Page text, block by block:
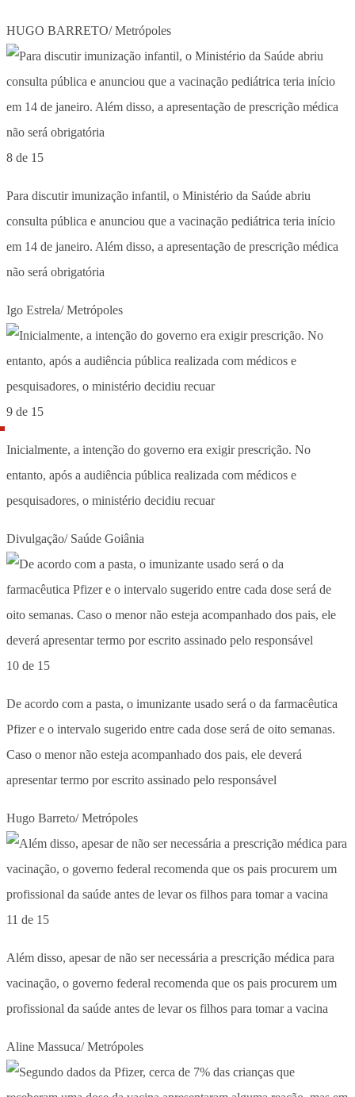
HUGO BARRETO/ Metrópoles
8 de 15
Para discutir imunização infantil, o Ministério da Saúde abriu
consulta pública e anunciou que a vacinação pediátrica teria início
em 14 de janeiro. Além disso, a apresentação de prescrição médica
não será obrigatória
Igo Estrela/ Metrópoles
9 de 15
Inicialmente, a intenção do governo era exigir prescrição. No
entanto, após a audiência pública realizada com médicos e
pesquisadores, o ministério decidiu recuar
Divulgação/ Saúde Goiânia
10 de 15
De acordo com a pasta, o imunizante usado será o da farmacêutica
Pfizer e o intervalo sugerido entre cada dose será de oito semanas.
Caso o menor não esteja acompanhado dos pais, ele deverá
apresentar termo por escrito assinado pelo responsável
Hugo Barreto/ Metrópoles
11 de 15
Além disso, apesar de não ser necessária a prescrição médica para
vacinação, o governo federal recomenda que os pais procurem um
profissional da saúde antes de levar os filhos para tomar a vacina
Aline Massuca/ Metrópoles